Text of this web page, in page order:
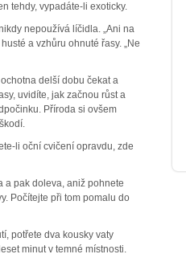
tehdy, vypadáte-li exoticky.
nepoužívá líčidla. „Ani na
a vzhůru ohnuté řasy. „Ne
delší dobu čekat a
uvidíte, jak začnou růst a
Příroda si ovšem
li oční cvičení opravdu, zde
a pak doleva, aniž pohnete
Počítejte při tom pomalu do
potřete dva kousky vaty
minut v temné místnosti.